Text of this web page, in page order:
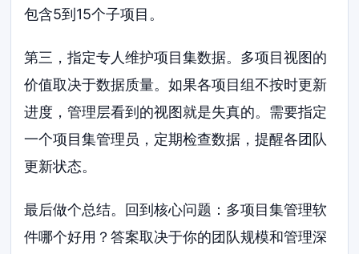
包含5到15个子项目。
第三，指定专人维护项目集数据。多项目视图的
价值取决于数据质量。如果各项目组不按时更新
进度，管理层看到的视图就是失真的。需要指定
一个项目集管理员，定期检查数据，提醒各团队
更新状态。
最后做个总结。回到核心问题：多项目集管理软
件哪个好用？答案取决于你的团队规模和管理深